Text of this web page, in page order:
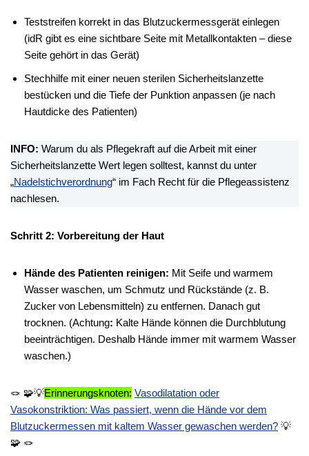
Teststreifen korrekt in das Blutzuckermessgerät einlegen
(idR gibt es eine sichtbare Seite mit Metallkontakten – diese
Seite gehört in das Gerät)
Stechhilfe mit einer neuen sterilen Sicherheitslanzette
bestücken und die Tiefe der Punktion anpassen (je nach
Hautdicke des Patienten)
INFO: Warum du als Pflegekraft auf die Arbeit mit einer
Sicherheitslanzette Wert legen solltest, kannst du unter
„Nadelstichverordnung“ im Fach Recht für die Pflegeassistenz
nachlesen.
Schritt 2: Vorbereitung der Haut
Hände des Patienten reinigen: Mit Seife und warmem
Wasser waschen, um Schmutz und Rückstände (z. B.
Zucker von Lebensmitteln) zu entfernen. Danach gut
trocknen. (Achtung: Kalte Hände können die Durchblutung
beeinträchtigen. Deshalb Hände immer mit warmem Wasser
waschen.)
🪢 🧩💡Erinnerungsknoten: Vasodilatation oder
Vasokonstriktion: Was passiert, wenn die Hände vor dem
Blutzuckermessen mit kaltem Wasser gewaschen werden? 💡
🧩 🪢